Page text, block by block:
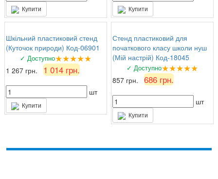
Купити Купити
Шкільний пластиковий стенд
(Куточок природи) Код-06901
✓ Доступно★★★★★
1 267 грн. 1 014 грн.
шт
Купити
Стенд пластиковий для
початкового класу школи нуш
(Мій настрій) Код-18045
✓ Доступно★★★★★
857 грн. 686 грн.
шт
Купити